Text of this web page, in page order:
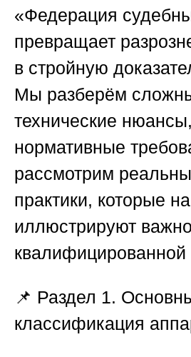
«Федерация
превращает
в стройную
Мы разберём
технические нюансы,
нормативные
рассмотрим
практики, которые
иллюстрируют
квалифицированной
📌 Раздел 1.
классификация